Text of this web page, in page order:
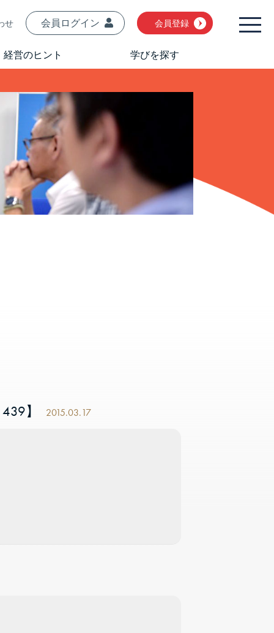
せ 会員ログイン 会員登録
経営のヒント 学びを探す
】 2015.03.17